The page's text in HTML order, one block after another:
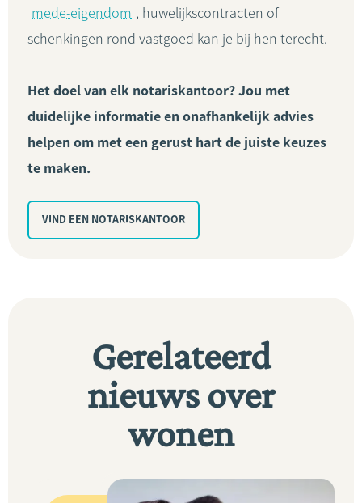
mede-eigendom , huwelijkscontracten of
schenkingen rond vastgoed kan je bij hen terecht.
Het doel van elk notariskantoor? Jou met
duidelijke informatie en onafhankelijk advies
helpen om met een gerust hart de juiste keuzes
te maken.
VIND EEN NOTARISKANTOOR
Gerelateerd
nieuws over
wonen